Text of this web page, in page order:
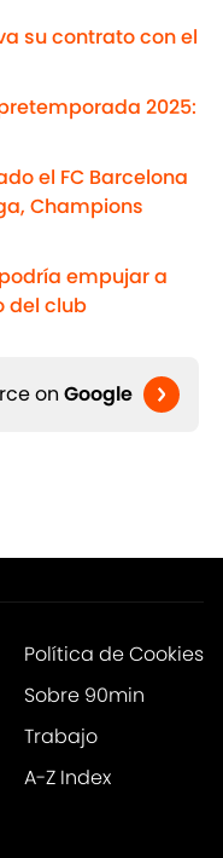
su contrato con el
2025:
el FC Barcelona
Champions
empujar a
del club
on Google
Política de Cookies
Sobre 90min
Trabajo
A-Z Index